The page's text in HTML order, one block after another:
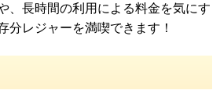
、長時間の利用による料金を気にす
分レジャーを満喫できます！